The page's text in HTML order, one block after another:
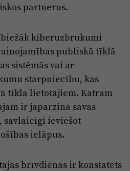
partnerus.
kiberuzbrukumi
publiskā tīklā
sistēmās vai ar
starpniecību, kas
tīkla lietotājiem. Katram
ir jāpārzina savas
savlaicīgi ieviešot
ielāpus.
brīvdienās ir konstatēts